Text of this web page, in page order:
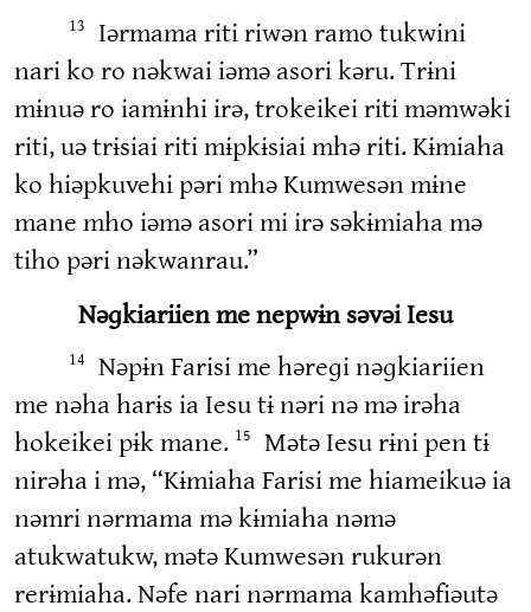
13
Iərmama riti riwən ramo tukwini
nari ko ro nəkwai iəmə asori kəru. Trɨni
mɨnuə ro iamɨnhi irə, trokeikei riti məmwəki
riti, uə trɨsiai riti mɨpkɨsiai mhə riti. Kɨmiaha
ko hiəpkuvehi pəri mhə Kumwesən mɨne
mane mho iəmə asori mi irə səkɨmiaha mə
tiho pəri nəkwanrau.”
Nəɡkiariien me nepwɨn səvəi Iesu
14
Nəpɨn Farisi me həreɡi nəɡkiariien
me nəha harɨs ia Iesu tɨ nəri nə mə irəha
hokeikei pɨk mane. 15
Mətə Iesu rɨni pen tɨ
nirəha i mə, “Kɨmiaha Farisi me hiameikuə ia
nəmri nərmama mə kɨmiaha nəmə
atukwatukw, mətə Kumwesən rukurən
rerɨmiaha. Nəfe nari nərmama kamhəfiəutə